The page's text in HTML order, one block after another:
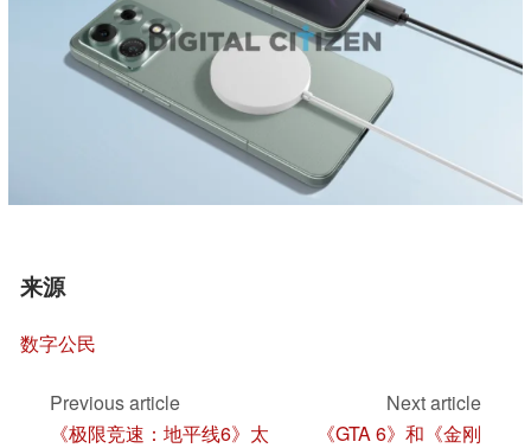
来源
数字公民
Previous article
《极限竞速：地平线6》太
Next article
《GTA 6》和《金刚